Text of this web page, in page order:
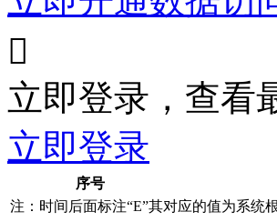

立即登录，查看
立即登录
序号
注：时间后面标注“E”其对应的值为系统